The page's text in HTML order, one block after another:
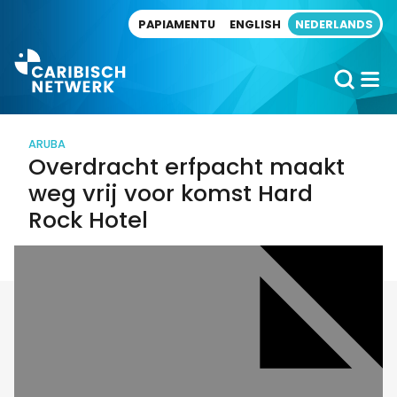
PAPIAMENTU ENGLISH NEDERLANDS
ARUBA
Overdracht erfpacht maakt
weg vrij voor komst Hard
Rock Hotel